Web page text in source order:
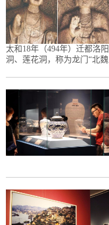
太和18年（494年）迁都洛
洞、莲花洞，称为龙门“北魏